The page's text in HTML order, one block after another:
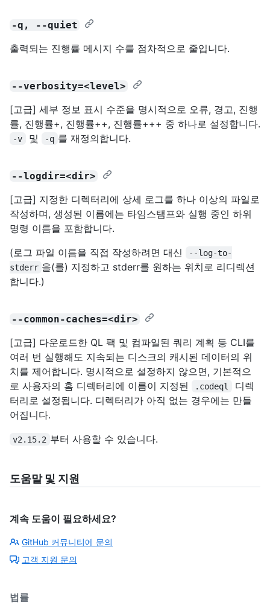
-q, --quiet
출력되는 진행률 메시지 수를 점차적으로 줄입니다.
--verbosity=<level>
[고급] 세부 정보 표시 수준을 명시적으로 오류, 경고, 진행
률, 진행률+, 진행률++, 진행률+++ 중 하나로 설정합니다.
-v 및 -q 를 재정의합니다.
--logdir=<dir>
[고급] 지정한 디렉터리에 상세 로그를 하나 이상의 파일로
작성하며, 생성된 이름에는 타임스탬프와 실행 중인 하위
명령 이름을 포함합니다.
(로그 파일 이름을 직접 작성하려면 대신
--log-to-
stderr 을(를) 지정하고 stderr를 원하는 위치로 리디렉션
합니다.)
--common-caches=<dir>
[고급] 다운로드한 QL 팩 및 컴파일된 쿼리 계획 등 CLI를
여러 번 실행해도 지속되는 디스크의 캐시된 데이터의 위
치를 제어합니다. 명시적으로 설정하지 않으면, 기본적으
로 사용자의 홈 디렉터리에 이름이 지정된
.codeql
디렉
터리로 설정됩니다. 디렉터리가 아직 없는 경우에는 만들
어집니다.
v2.15.2 부터 사용할 수 있습니다.
도움말 및 지원
계속 도움이 필요하세요?
GitHub 커뮤니티에 문의
고객 지원 문의
법률